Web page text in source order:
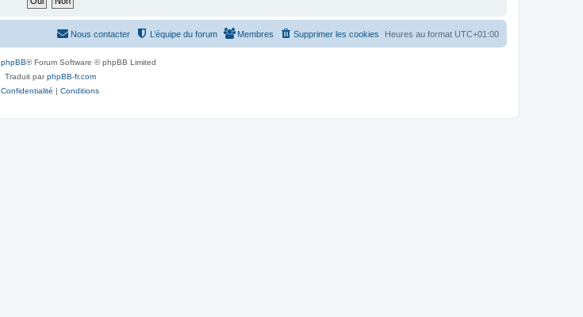
Heures au format UTC+01:00
Supprimer les cookies
Membres
L’équipe du forum
Nous contacter
phpBB® Forum Software © phpBB Limited
Traduit parphpBB-fr.com
Confidentialité | Conditions